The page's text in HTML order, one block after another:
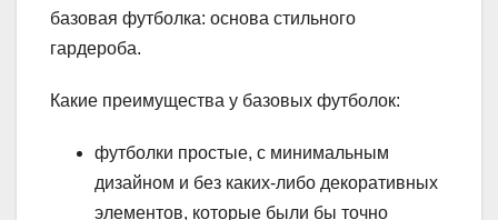
базовая футболка: основа стильного
гардероба.
Какие преимущества у базовых футболок:
футболки простые, с минимальным
дизайном и без каких-либо декоративных
элементов, которые были бы точно